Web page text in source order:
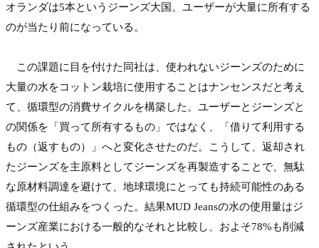
オランダは5本というジーンズ大国。ユーザーが大量に所有する
のが当たり前になっている。
この課題に目を付けた同社は、使われないジーンズのために
大量の水をコットン栽培に使用することはナンセンスだと考え
て、循環型の消費サイクルを構築した。ユーザーとジーンズと
の関係を「買って所有するもの」ではなく、「借りて利用する
もの（返すもの）」へと変化させたのだ。こうして、返却され
たジーンズを主原料としてジーンズを再製造することで、無駄
な原材料調達を避けて、地球環境にとっても持続可能性のある
循環型の仕組みをつくった。結果MUD Jeansの水の使用量はジ
ーンズ産業における一般的なそれと比較し、およそ78%も削減